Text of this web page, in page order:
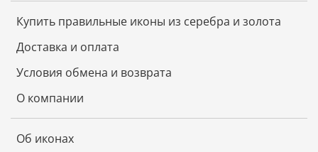
Купить правильные иконы из серебра и золота
Доставка и оплата
Условия обмена и возврата
О компании
Об иконах